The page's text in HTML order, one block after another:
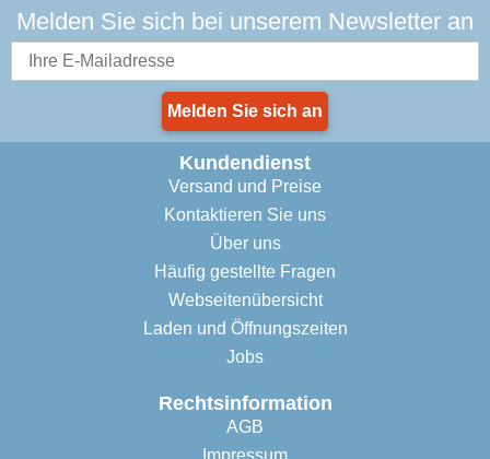
Melden Sie sich bei unserem Newsletter an
Melden Sie sich an
Kundendienst
Versand und Preise
Kontaktieren Sie uns
Über uns
Häufig gestellte Fragen
Webseitenübersicht
Laden und Öffnungszeiten
Jobs
Rechtsinformation
AGB